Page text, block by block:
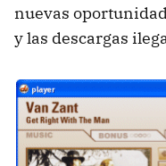
nuevas
y las descargas